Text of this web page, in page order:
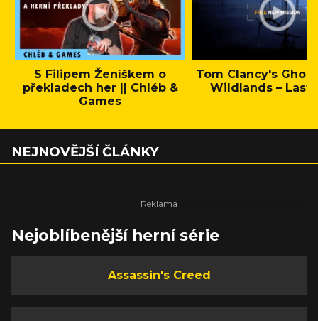
S Filipem Ženíškem o
překladech her || Chléb &
Games
Tom Clancy's
Wildlands – Last
NEJNOVĚJŠÍ ČLÁNKY
Nejoblíbenější herní série
Assassin's Creed